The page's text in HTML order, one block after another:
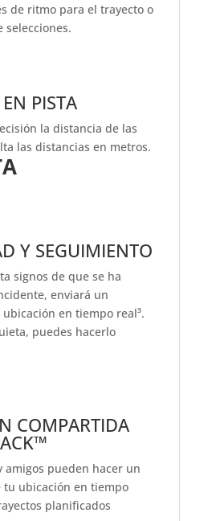
de ritmo para el trayecto o
selecciones.
PISTA
la distancia de las
las distancias en metros.
Y SEGUIMIENTO
signos de que se ha
enviará un
en tiempo real³.
puedes hacerlo
COMPARTIDA
amigos pueden hacer un
tu ubicación en tiempo
planificados